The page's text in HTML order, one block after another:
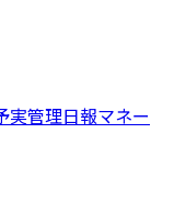
実管理日報マネー